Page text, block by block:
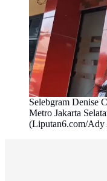
Selebgram Denise
Metro Jakarta
(Liputan6.com/Ady